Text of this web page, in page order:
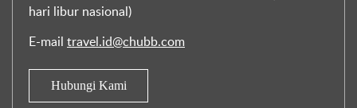
hari libur nasional)
E-mail travel.id@chubb.com
Hubungi Kami